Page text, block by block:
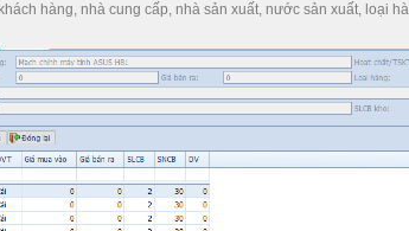
hàng, nhà cung cấp, nhà sản xuất, nước sản xuất, loại